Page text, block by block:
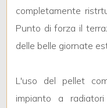
completamente
Punto di forza il
delle belle giornate
L'uso del pellet
impianto a
2
3
4